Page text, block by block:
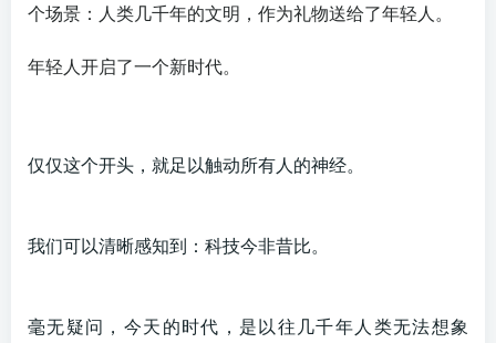
个场景：人类几千年的文明，作为礼物送给了年轻人。
年轻人开启了一个新时代。
仅仅这个开头，就足以触动所有人的神经。
我们可以清晰感知到：科技今非昔比。
毫无疑问，今天的时代，是以往几千年人类无法想象